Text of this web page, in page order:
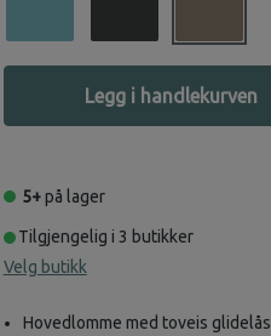
Legg i handlekurven
5+ på lager
Tilgjengelig i 3 butikker
Velg butikk
Hovedlomme med toveis glidelås